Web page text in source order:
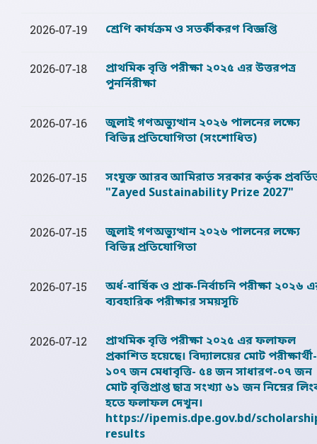
2026-07-19 শ্রেণি কার্যক্রম ও সতর্কীকরণ বিজ্ঞপ্তি
2026-07-18
প্রাথমিক বৃত্তি পরীক্ষা ২০২৫ এর উত্তরপত্র
পুনর্নিরীক্ষা
2026-07-16
জুলাই গণঅভ্যুত্থান ২০২৬ পালনের লক্ষ্যে
বিভিন্ন প্রতিযোগিতা (সংশোধিত)
2026-07-15
সংযুক্ত আরব আমিরাত সরকার কর্তৃক
"Zayed Sustainability Prize 2027"
2026-07-15
জুলাই গণঅভ্যুত্থান ২০২৬ পালনের লক্ষ্যে
বিভিন্ন প্রতিযোগিতা
2026-07-15
অর্ধ-বার্ষিক ও প্রাক-নির্বাচনি পরীক্ষা ২০২৬
ব্যবহারিক পরীক্ষার সময়সূচি
2026-07-12
প্রাথমিক বৃত্তি পরীক্ষা ২০২৫ এর ফলাফল
প্রকাশিত হয়েছে। বিদ্যালয়ের মোট পরীক্ষার্থী-
১০৭ জন মেধাবৃত্তি- ৫৪ জন সাধারণ-০৭ জন
মোট বৃত্তিপ্রাপ্ত ছাত্র সংখ্যা ৬১ জন নিম্নের
হতে ফলাফল দেখুন।
https://ipemis.dpe.gov.bd/
results